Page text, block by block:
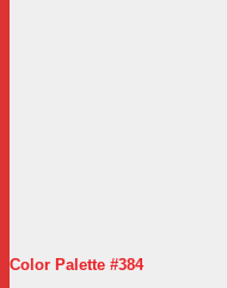
Color Palette #384